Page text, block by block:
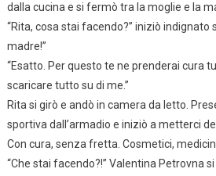
dalla cucina e si fermò tra la moglie e la
“Rita, cosa stai facendo?” iniziò indignato
madre!”
“Esatto. Per questo te ne prenderai cura
scaricare tutto su di me.”
Rita si girò e andò in camera da letto.
sportiva dall’armadio e iniziò a metterci
Con cura, senza fretta. Cosmetici,
“Che stai facendo?!” Valentina Petrovna